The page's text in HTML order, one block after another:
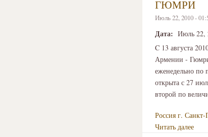
ГЮМРИ
Июль 22, 2010 -
Дата: Июль 22,
C 13 августа
Армении -
еженедельно по
открыта с 27
второй по
Россия г. Санкт-
Читать далее